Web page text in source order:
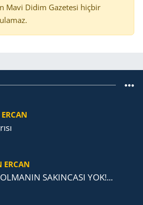
Mavi Didim Gazetesi hiçbir
ERCAN
SAKINCASI YOK!...